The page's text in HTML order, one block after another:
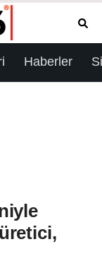
Haberler